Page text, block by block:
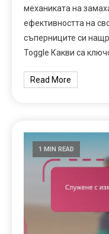
механиката на
ефективността на
съперниците си
Toggle Какви са
Read More
1 MIN READ